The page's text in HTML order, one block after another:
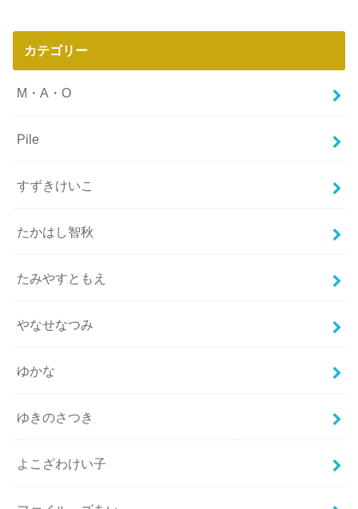
カテゴリー
M・A・O
Pile
すずきけいこ
たかはし智秋
たみやすともえ
やなせなつみ
ゆかな
ゆきのさつき
よこざわけい子